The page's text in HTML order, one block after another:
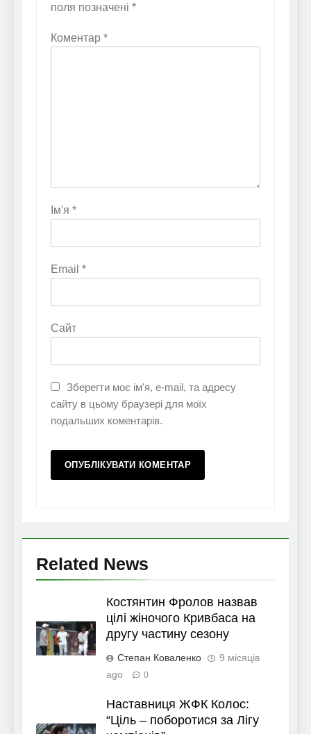
поля позначені *
Коментар *
Ім'я *
Email *
Сайт
Зберегти моє ім'я, e-mail, та адресу
сайту в цьому браузері для моїх
подальших коментарів.
Related News
Костянтин Фролов назвав
цілі жіночого Кривбаса на
другу частину сезону
Степан Коваленко
9 місяців
ago
0
Наставниця ЖФК Колос:
“Ціль – поборотися за Лігу